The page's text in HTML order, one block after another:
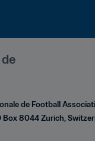
de Football
Box 8044 Zurich,